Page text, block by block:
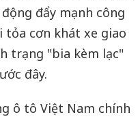
đẩy mạnh công
cơn khát xe giao
trạng "bia kèm lạc"
đây.
ô tô Việt Nam chính